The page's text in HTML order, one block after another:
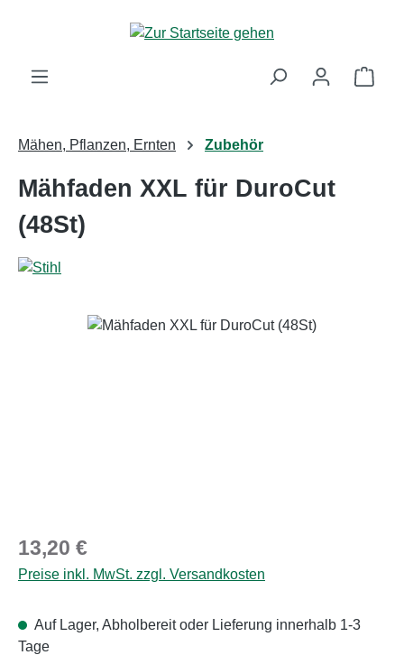
Zum Hauptinhalt springen
Mähen, Pflanzen, Ernten Zubehör
Mähfaden XXL für DuroCut
(48St)
Regulärer Preis:
13,20 €
Preise inkl. MwSt. zzgl. Versandkosten
Auf Lager, Abholbereit oder Lieferung innerhalb 1-3
Tage